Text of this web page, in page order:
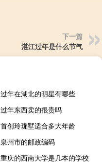
下一篇
湛江过年是什么节气
过年在湖北的明星有哪些
过年东西卖的很贵吗
首创玲珑墅适合多大年龄
泉州市的邮政编码
重庆的西南大学是几本的学校